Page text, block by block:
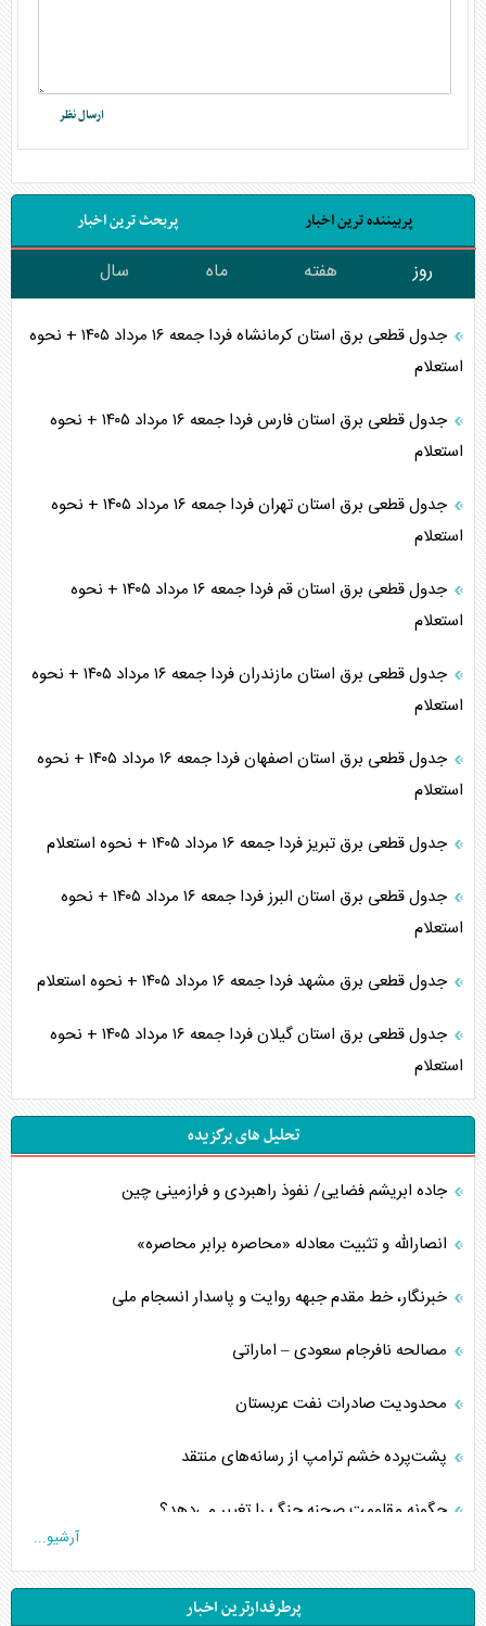
پربیننده ترین اخبار پربحث ترین اخبار
روز هفته ماه سال
جدول قطعی برق استان کرمانشاه فردا جمعه ۱۶ مرداد ۱۴۰۵ + نحوه
استعلام
جدول قطعی برق استان فارس فردا جمعه ۱۶ مرداد ۱۴۰۵ + نحوه
استعلام
جدول قطعی برق استان تهران فردا جمعه ۱۶ مرداد ۱۴۰۵ + نحوه
استعلام
جدول قطعی برق استان قم فردا جمعه ۱۶ مرداد ۱۴۰۵ + نحوه
استعلام
جدول قطعی برق استان مازندران فردا جمعه ۱۶ مرداد ۱۴۰۵ + نحوه
استعلام
جدول قطعی برق استان اصفهان فردا جمعه ۱۶ مرداد ۱۴۰۵ + نحوه
استعلام
جدول قطعی برق تبریز فردا جمعه ۱۶ مرداد ۱۴۰۵ + نحوه استعلام
جدول قطعی برق استان البرز فردا جمعه ۱۶ مرداد ۱۴۰۵ + نحوه
استعلام
جدول قطعی برق مشهد فردا جمعه ۱۶ مرداد ۱۴۰۵ + نحوه استعلام
جدول قطعی برق استان گیلان فردا جمعه ۱۶ مرداد ۱۴۰۵ + نحوه
استعلام
تحلیل های برگزیده
جاده ابریشم فضایی/ نفوذ راهبردی و فرازمینی چین
انصارالله و تثبیت معادله «محاصره برابر محاصره»
خبرنگار، خط مقدم جبهه روایت و پاسدار انسجام ملی
مصالحه نافرجام سعودی – اماراتی
محدودیت صادرات نفت عربستان
پشت‌پرده خشم ترامپ از رسانه‌های منتقد
چگونه مقاومت صحنه جنگ را تغییر می‌دهد؟
جنگ رمضان و معضل حضور نظامیان آمریکایی
تحلیل جامع پدیده تراستی‌ها
آرشیو...
پرطرفدارترین اخبار